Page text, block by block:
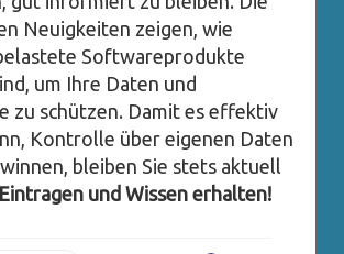
Neuigkeiten zeigen, wie
Softwareprodukte
um Ihre Daten und
zu schützen. Damit es effektiv
Kontrolle über eigenen Daten
bleiben Sie stets aktuell
Eintragen und Wissen erhalten!